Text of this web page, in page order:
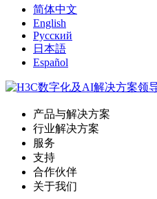
简体中文
English
Русский
日本語
Español
产品与解决方案
行业解决方案
服务
支持
合作伙伴
关于我们